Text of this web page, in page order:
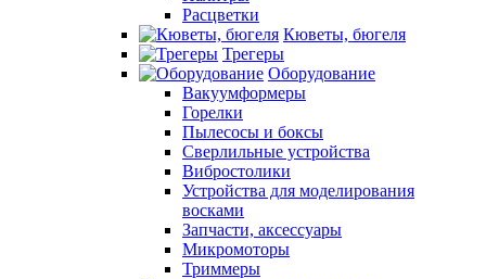
Расцветки
Кюветы, бюгеля
Трегеры
Оборудование
Вакуумформеры
Горелки
Пылесосы и боксы
Сверлильные устройства
Вибростолики
Устройства для моделирования
восками
Запчасти, аксессуары
Микромоторы
Триммеры